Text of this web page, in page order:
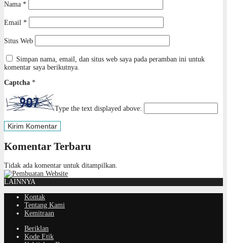
Nama *
Email *
Situs Web
Simpan nama, email, dan situs web saya pada peramban ini untuk
komentar saya berikutnya.
Captcha *
Type the text displayed above:
Komentar Terbaru
Tidak ada komentar untuk ditampilkan.
LAINNYA
Kontak
Tentang Kami
Kemitraan
Beriklan
Kode Etik